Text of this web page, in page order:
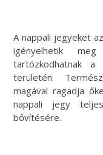
A nappali jegyeket az
igényelhetik
tartózkodhatnak
területén.
magával ragadja
nappali jegy
bővítésére.